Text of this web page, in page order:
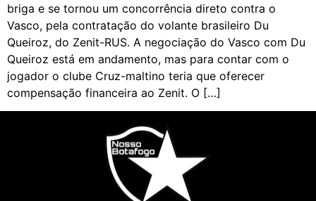
briga e se tornou um concorrência direto contra o
Vasco, pela contratação do volante brasileiro Du
Queiroz, do Zenit-RUS. A negociação do Vasco com Du
Queiroz está em andamento, mas para contar com o
jogador o clube Cruz-maltino teria que oferecer
compensação financeira ao Zenit. O […]